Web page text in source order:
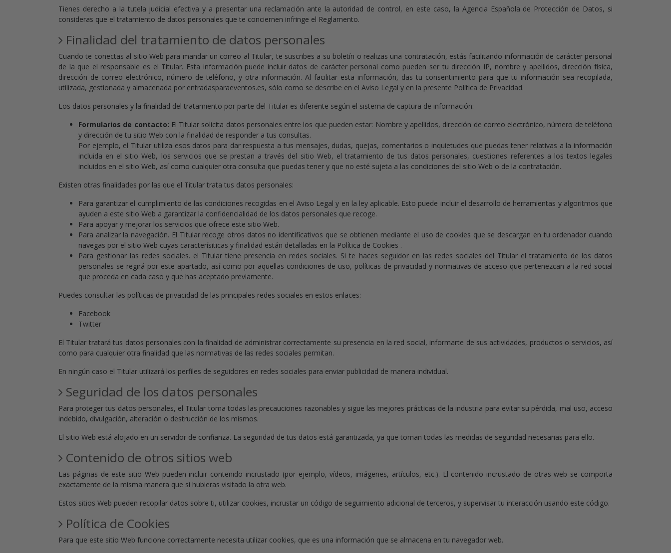
Tienes derecho a la tutela judicial efectiva y a presentar una reclamación ante la autoridad de control, en este caso, la Agencia Española de Protección de Datos, si
consideras que el tratamiento de datos personales que te conciernen infringe el Reglamento.
Finalidad del tratamiento de datos personales
Cuando te conectas al sitio Web para mandar un correo al Titular, te suscribes a su boletín o realizas una contratación, estás facilitando información de carácter personal
de la que el responsable es el Titular. Esta información puede incluir datos de carácter personal como pueden ser tu dirección IP, nombre y apellidos, dirección física,
dirección de correo electrónico, número de teléfono, y otra información. Al facilitar esta información, das tu consentimiento para que tu información sea recopilada,
utilizada, gestionada y almacenada por entradasparaeventos.es, sólo como se describe en el Aviso Legal y en la presente Política de Privacidad.
Los datos personales y la finalidad del tratamiento por parte del Titular es diferente según el sistema de captura de información:
Formularios de contacto: El Titular solicita datos personales entre los que pueden estar: Nombre y apellidos, dirección de correo electrónico, número de teléfono
y dirección de tu sitio Web con la finalidad de responder a tus consultas.
Por ejemplo, el Titular utiliza esos datos para dar respuesta a tus mensajes, dudas, quejas, comentarios o inquietudes que puedas tener relativas a la información
incluida en el sitio Web, los servicios que se prestan a través del sitio Web, el tratamiento de tus datos personales, cuestiones referentes a los textos legales
incluidos en el sitio Web, así como cualquier otra consulta que puedas tener y que no esté sujeta a las condiciones del sitio Web o de la contratación.
Existen otras finalidades por las que el Titular trata tus datos personales:
Para garantizar el cumplimiento de las condiciones recogidas en el Aviso Legal y en la ley aplicable. Esto puede incluir el desarrollo de herramientas y algoritmos que
ayuden a este sitio Web a garantizar la confidencialidad de los datos personales que recoge.
Para apoyar y mejorar los servicios que ofrece este sitio Web.
Para analizar la navegación. El Titular recoge otros datos no identificativos que se obtienen mediante el uso de cookies que se descargan en tu ordenador cuando
navegas por el sitio Web cuyas caracterísiticas y finalidad están detalladas en la Política de Cookies .
Para gestionar las redes sociales. el Titular tiene presencia en redes sociales. Si te haces seguidor en las redes sociales del Titular el tratamiento de los datos
personales se regirá por este apartado, así como por aquellas condiciones de uso, políticas de privacidad y normativas de acceso que pertenezcan a la red social
que proceda en cada caso y que has aceptado previamente.
Puedes consultar las políticas de privacidad de las principales redes sociales en estos enlaces:
Facebook
Twitter
El Titular tratará tus datos personales con la finalidad de administrar correctamente su presencia en la red social, informarte de sus actividades, productos o servicios, así
como para cualquier otra finalidad que las normativas de las redes sociales permitan.
En ningún caso el Titular utilizará los perfiles de seguidores en redes sociales para enviar publicidad de manera individual.
Seguridad de los datos personales
Para proteger tus datos personales, el Titular toma todas las precauciones razonables y sigue las mejores prácticas de la industria para evitar su pérdida, mal uso, acceso
indebido, divulgación, alteración o destrucción de los mismos.
El sitio Web está alojado en un servidor de confianza. La seguridad de tus datos está garantizada, ya que toman todas las medidas de seguridad necesarias para ello.
Contenido de otros sitios web
Las páginas de este sitio Web pueden incluir contenido incrustado (por ejemplo, vídeos, imágenes, artículos, etc.). El contenido incrustado de otras web se comporta
exactamente de la misma manera que si hubieras visitado la otra web.
Estos sitios Web pueden recopilar datos sobre ti, utilizar cookies, incrustar un código de seguimiento adicional de terceros, y supervisar tu interacción usando este código.
Política de Cookies
Para que este sitio Web funcione correctamente necesita utilizar cookies, que es una información que se almacena en tu navegador web.